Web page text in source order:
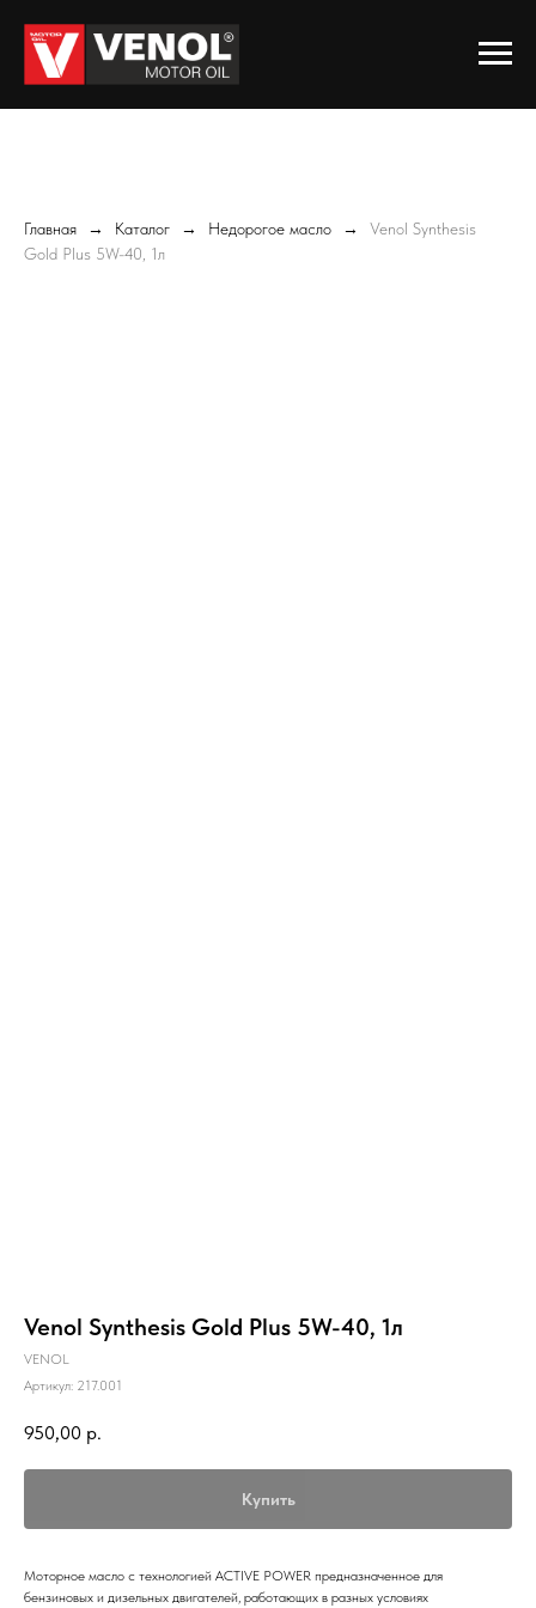
Главная Каталог Недорогое масло
Venol Synthesis
Gold Plus 5W-40, 1л
Venol Synthesis Gold Plus 5W-40, 1л
VENOL
Артикул: 217.001
950,00 р.
Купить
Моторное масло с технологией ACTIVE POWER предназначенное для
бензиновых и дизельных двигателей, работающих в разных условиях